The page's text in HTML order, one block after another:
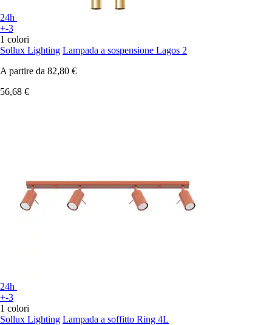
24h
+-3
1 colori
Sollux Lighting Lampada a sospensione Lagos 2
A partire da 82,80 €
56,68 €
24h
+-3
1 colori
Sollux Lighting Lampada a soffitto Ring 4L